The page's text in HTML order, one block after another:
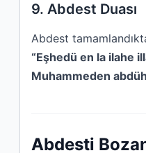
9. Abdest Duası
Abdest
“Eşhedü en la ilahe
Muhammeden
Abdesti